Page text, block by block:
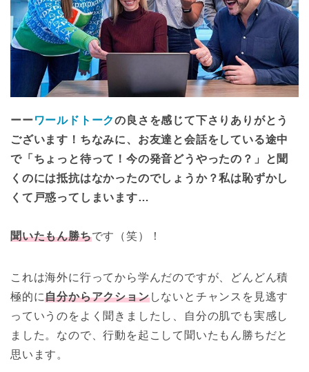
ーーワールドトークの良さを感じて下さりありがとう
ございます！ちなみに、お友達と会話をしている途中
で「ちょっと待って！今の発音どうやったの？」と聞
くのには抵抗はなかったのでしょうか？私は恥ずかし
くて戸惑ってしまいます…
聞いたもん勝ちです（笑）！
これは海外に行ってから学んだのですが、どんどん積
極的に自分からアクションしないとチャンスを見逃す
っていうのをよく聞きましたし、自分の肌でも実感し
ました。なので、行動を起こして聞いたもん勝ちだと
思います。